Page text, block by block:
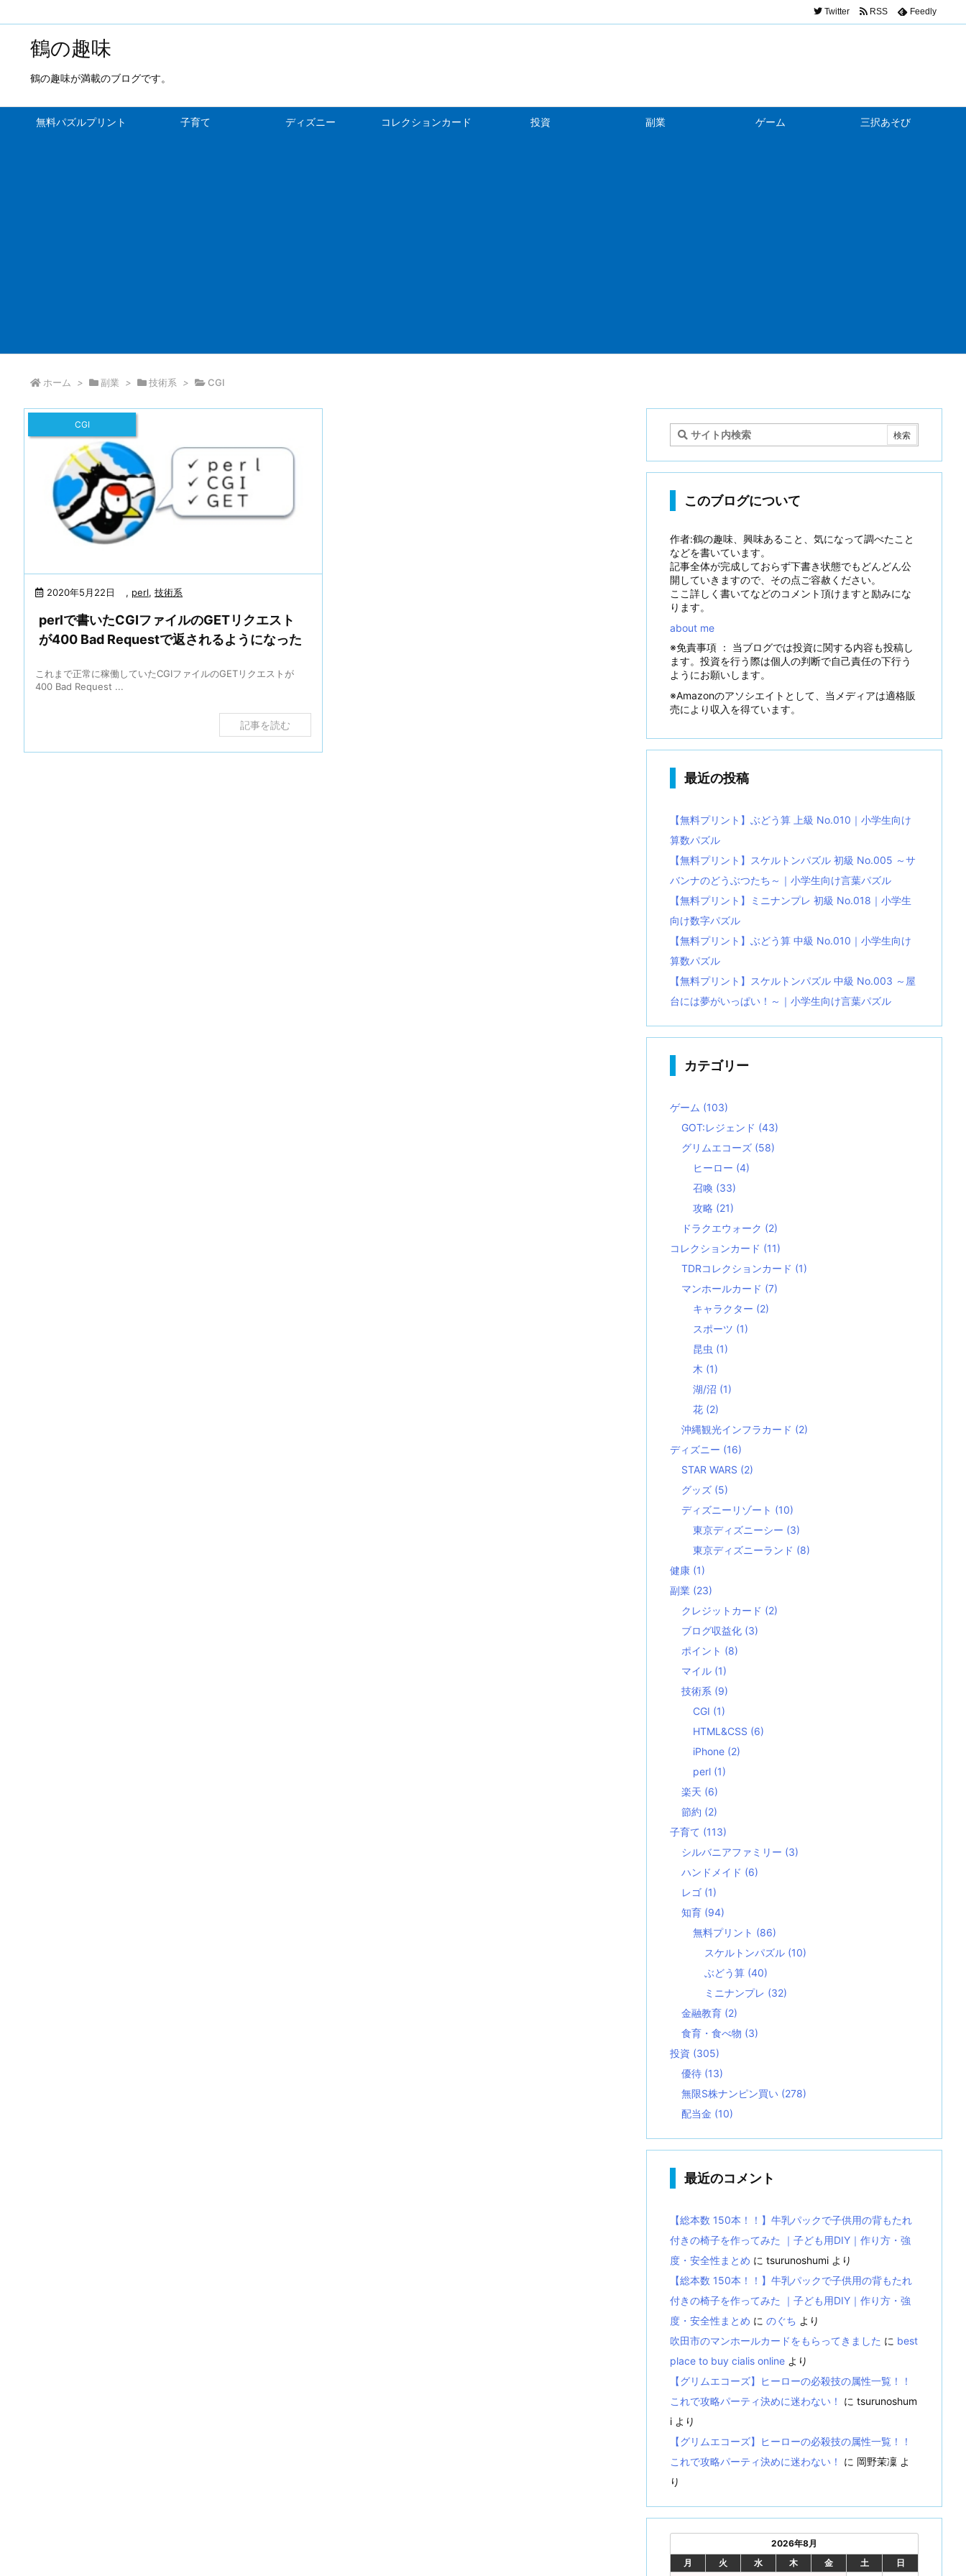
鶴の趣味
鶴の趣味が満載のブログです。
無料パズルプリント 子育て ディズニー コレクションカード 投資 副業 ゲーム 三択あそび
Twitter RSS Feedly
ホーム > 副業 > 技術系 > CGI
2020年5月22日
CGI
, perl, 技術系
perlで書いたCGIファイルのGETリクエスト
が400 Bad Requestで返されるようになった
これまで正常に稼働していたCGIファイルのGETリクエストが
400 Bad Request ...
記事を読む
このブログについて
作者:鶴の趣味、興味あること、気になって調べたこと
などを書いています。
記事全体が完成しておらず下書き状態でもどんどん公
開していきますので、その点ご容赦ください。
ここ詳しく書いてなどのコメント頂けますと励みにな
ります。
about me
※免責事項 ： 当ブログでは投資に関する内容も投稿し
ます。投資を行う際は個人の判断で自己責任の下行う
ようにお願いします。
※Amazonのアソシエイトとして、当メディアは適格販
売により収入を得ています。
最近の投稿
【無料プリント】ぶどう算 上級 No.010｜小学生向け
算数パズル
【無料プリント】スケルトンパズル 初級 No.005 ～サ
バンナのどうぶつたち～｜小学生向け言葉パズル
【無料プリント】ミニナンプレ 初級 No.018｜小学生
向け数字パズル
【無料プリント】ぶどう算 中級 No.010｜小学生向け
算数パズル
【無料プリント】スケルトンパズル 中級 No.003 ～屋
台には夢がいっぱい！～｜小学生向け言葉パズル
カテゴリー
ゲーム (103)
GOT:レジェンド (43)
グリムエコーズ (58)
ヒーロー (4)
召喚 (33)
攻略 (21)
ドラクエウォーク (2)
コレクションカード (11)
TDRコレクションカード (1)
マンホールカード (7)
キャラクター (2)
スポーツ (1)
昆虫 (1)
木 (1)
湖/沼 (1)
花 (2)
沖縄観光インフラカード (2)
ディズニー (16)
STAR WARS (2)
グッズ (5)
ディズニーリゾート (10)
東京ディズニーシー (3)
東京ディズニーランド (8)
健康 (1)
副業 (23)
クレジットカード (2)
ブログ収益化 (3)
ポイント (8)
マイル (1)
技術系 (9)
CGI (1)
HTML&CSS (6)
iPhone (2)
perl (1)
楽天 (6)
節約 (2)
子育て (113)
シルバニアファミリー (3)
ハンドメイド (6)
レゴ (1)
知育 (94)
無料プリント (86)
スケルトンパズル (10)
ぶどう算 (40)
ミニナンプレ (32)
金融教育 (2)
食育・食べ物 (3)
投資 (305)
優待 (13)
無限S株ナンピン買い (278)
配当金 (10)
最近のコメント
【総本数 150本！！】牛乳パックで子供用の背もたれ
付きの椅子を作ってみた ｜子ども用DIY｜作り方・強
度・安全性まとめ に tsurunoshumi より
【総本数 150本！！】牛乳パックで子供用の背もたれ
付きの椅子を作ってみた ｜子ども用DIY｜作り方・強
度・安全性まとめ に のぐち より
吹田市のマンホールカードをもらってきました に best
place to buy cialis online より
【グリムエコーズ】ヒーローの必殺技の属性一覧！！
これで攻略パーティ決めに迷わない！
に tsurunoshum
i より
【グリムエコーズ】ヒーローの必殺技の属性一覧！！
これで攻略パーティ決めに迷わない！
に 岡野茉凜 よ
り
2026年8月
月
火 水 木 金 土
日